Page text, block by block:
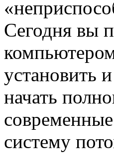
Сегодня вы
установить
начать
систему